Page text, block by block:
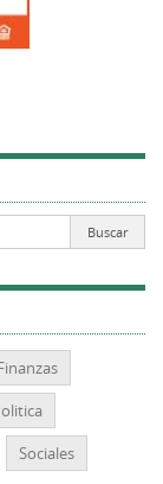
Sociales